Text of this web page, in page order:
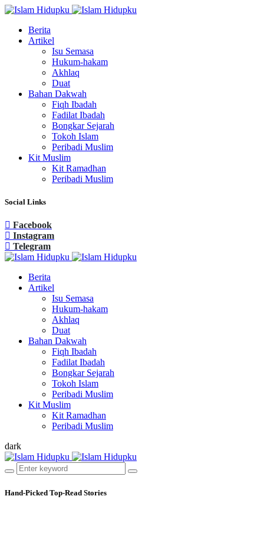
Berita
Artikel
Isu Semasa
Hukum-hakam
Akhlaq
Duat
Bahan Dakwah
Fiqh Ibadah
Fadilat Ibadah
Bongkar Sejarah
Tokoh Islam
Peribadi Muslim
Kit Muslim
Kit Ramadhan
Peribadi Muslim
Social Links
Facebook
Instagram
Telegram
Berita
Artikel
Isu Semasa
Hukum-hakam
Akhlaq
Duat
Bahan Dakwah
Fiqh Ibadah
Fadilat Ibadah
Bongkar Sejarah
Tokoh Islam
Peribadi Muslim
Kit Muslim
Kit Ramadhan
Peribadi Muslim
dark
Hand-Picked Top-Read Stories